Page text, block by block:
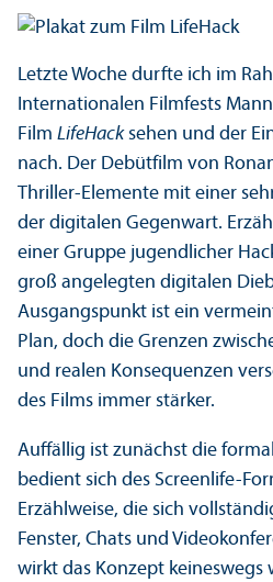
Letzte Woche durfte ich im
Internationalen Filmfests
Film LifeHacksehen und der
nach. Der Debütfilm von
Thriller-Elemente mit einer
der digitalen Gegenwart.
einer Gruppe jugendlicher
groß angelegten digitalen
Ausgangspunkt ist ein
Plan, doch die Grenzen
und realen Konsequenzen
des Films immer stärker.
Auffällig ist zunächst die
bedient sich des Screenlife-
Erzählweise, die sich
Fenster, Chats und
wirkt das Konzept keineswegs